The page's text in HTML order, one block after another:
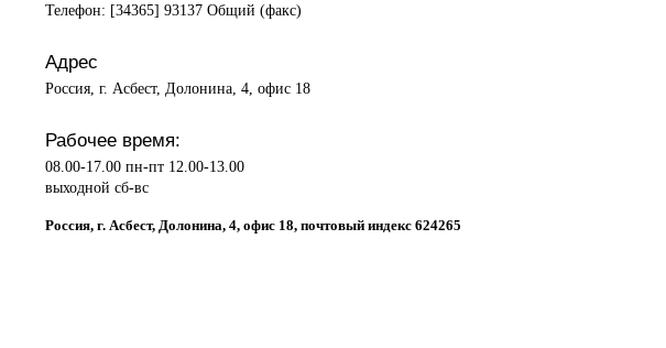
Телефон: [34365] 93137 Общий (факс)
Адрес
Россия, г. Асбест, Долонина, 4, офис 18
Рабочее время:
08.00-17.00 пн-пт 12.00-13.00
выходной сб-вс
Россия, г. Асбест, Долонина, 4, офис 18, почтовый индекс 624265